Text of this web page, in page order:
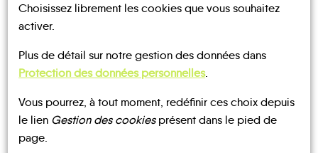
Les infosMOBILITE
BUS BUS
Choisissez librement les cookies que vous souhaitez
activer.
Plus de détail sur notre gestion des données dans
Protection des données personnelles.
Vous pourrez, à tout moment, redéfinir ces choix depuis
le lien Gestion des cookiesprésent dans le pied de
page.